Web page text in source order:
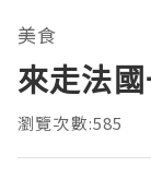
美食
來走法
瀏覽次數:585